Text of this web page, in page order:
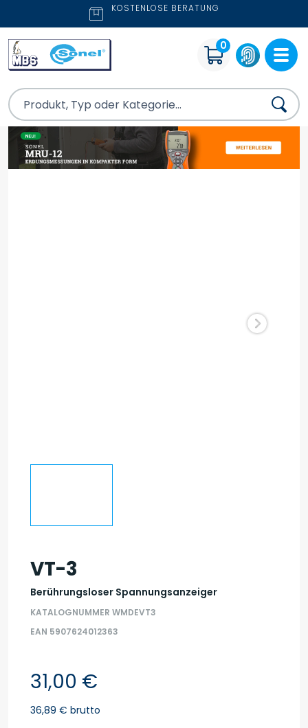
KOSTENLOSE BERATUNG
0
VT-3
Berührungsloser Spannungsanzeiger
KATALOGNUMMER WMDEVT3
EAN 5907624012363
31,00 €
36,89 € brutto